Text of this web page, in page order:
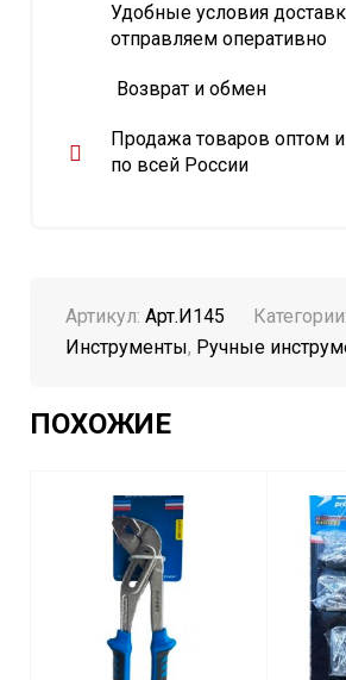
Удобные условия
отправляем оперативно
Возврат и обмен
Продажа товаров оптом
по всей России
Артикул: Арт.И145
Категории:
Инструменты, Ручные
ПОХОЖИЕ